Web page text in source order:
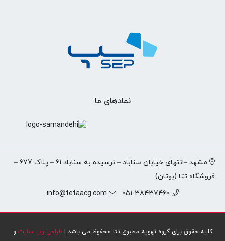
نمادهای ما
مشهد –انتهای خیابان سناباد – نرسیده به سناباد 61 – پلاک 677 –
فروشگاه تتا (بوتان)
051-38437460
info@tetaacg.com
کلیه حقوق برای گروه تهویه مطبوع تتا محفوظ می باشد | طراحی وب سایت و